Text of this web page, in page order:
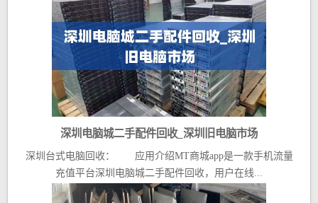
深圳电脑城二手配件回收_深圳旧电脑市场
深圳台式电脑回收： 应用介绍MT商城app是一款手机流量
充值平台深圳电脑城二手配件回收，用户在线...